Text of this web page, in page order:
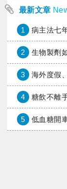
最新文章
1 病主法七
2 生物製劑如何幫
3 海外度假、就業、
4 糖飲不離手
5 低血糖開